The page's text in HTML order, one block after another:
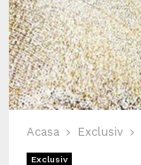
Acasa Exclusiv
Exclusiv